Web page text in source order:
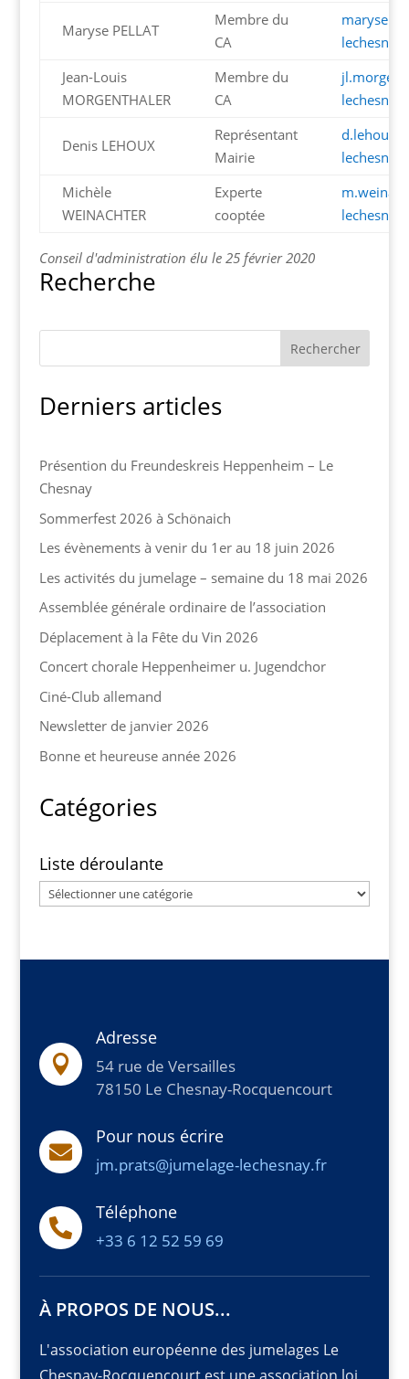
Maryse PELLAT
Membre du
CA
Jean-Louis
MORGENTHALER
Membre du
CA
Denis LEHOUX
Représentant
Mairie
Michèle
WEINACHTER
Experte
cooptée
Conseil d'administration élu le 25 février 2020
Recherche
Derniers articles
Présention du Freundeskreis Heppenheim – Le
Chesnay
Sommerfest 2026 à Schönaich
Les évènements à venir du 1er au 18 juin 2026
Les activités du jumelage – semaine du 18 mai 2026
Assemblée générale ordinaire de l’association
Déplacement à la Fête du Vin 2026
Concert chorale Heppenheimer u. Jugendchor
Ciné-Club allemand
Newsletter de janvier 2026
Bonne et heureuse année 2026
Catégories
Liste déroulante
Liste

Adresse
54 rue de Versailles
78150 Le Chesnay-Rocquencourt

Pour nous écrire
jm.prats@jumelage-lechesnay.fr

Téléphone
+33 6 12 52 59 69
À PROPOS DE NOUS...
L'association européenne des jumelages Le